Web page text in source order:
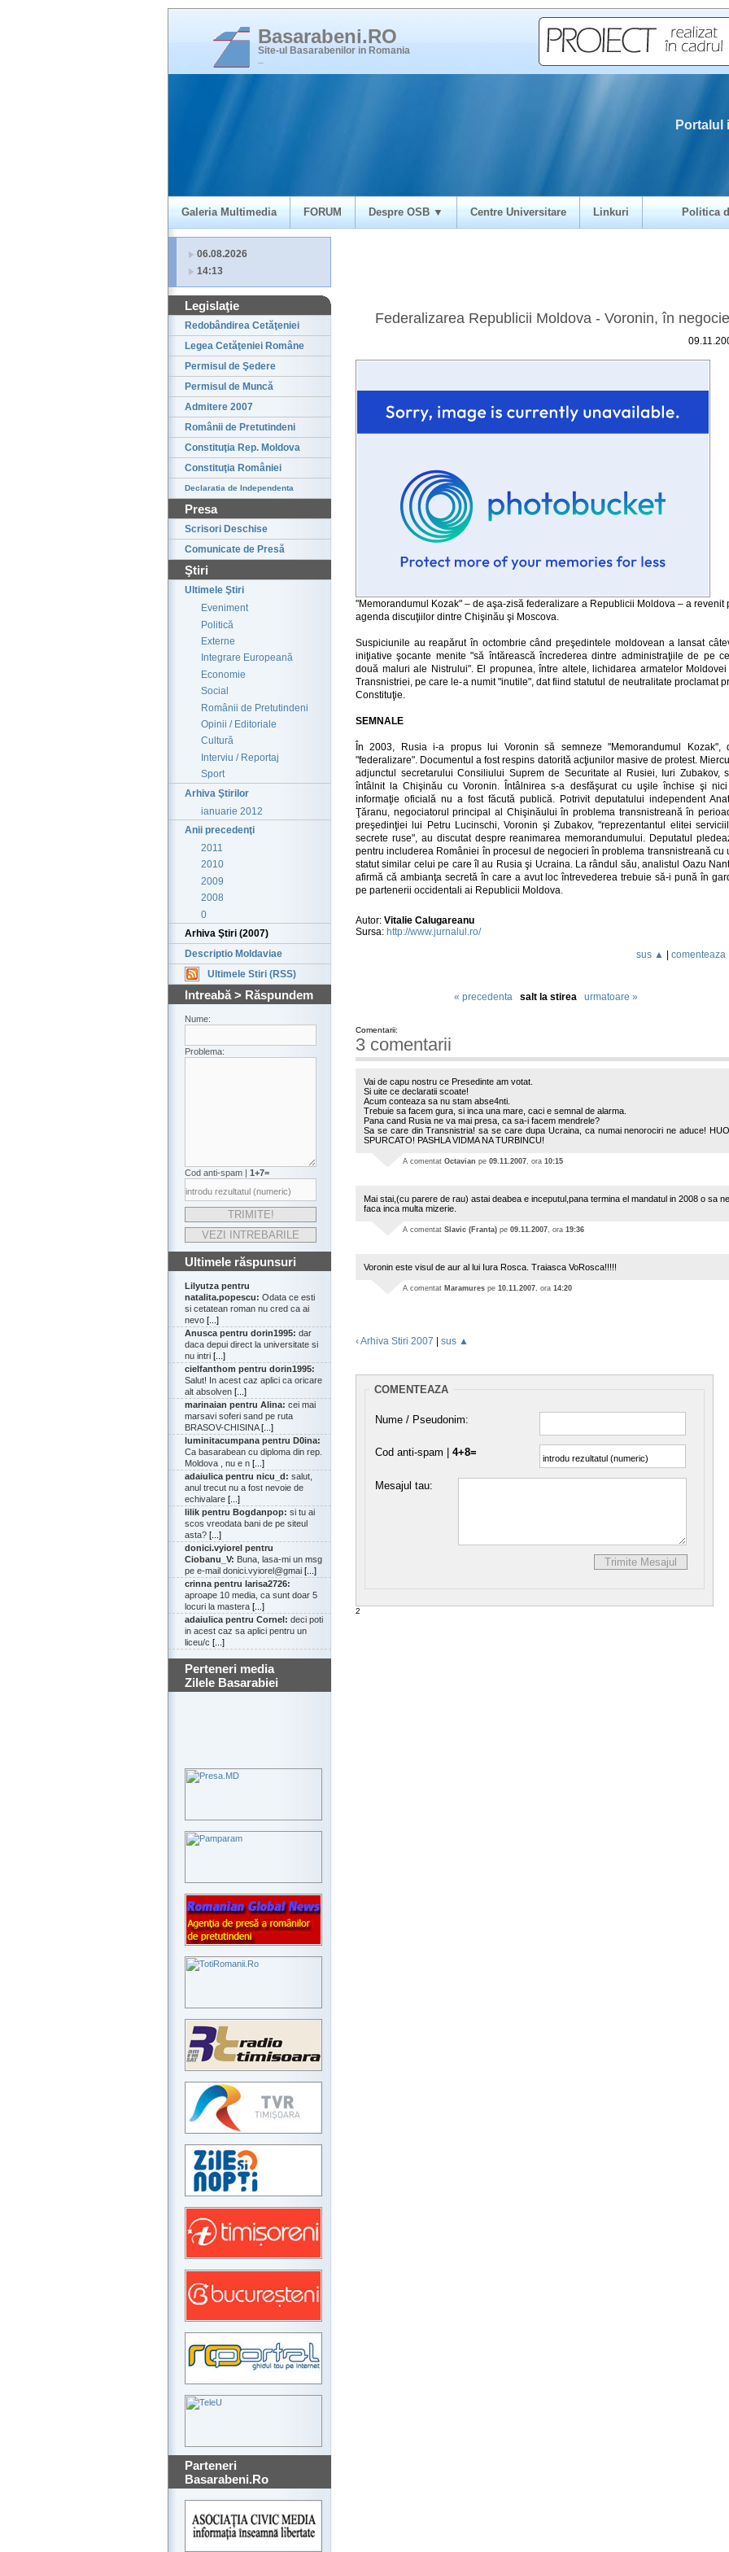
Basarabeni.RO
Site-ul Basarabenilor in Romania
Portalul
Galeria Multimedia FORUM Despre OSB ▼ Centre Universitare Linkuri Politica
06.08.2026
14:13
Legislaţie
Redobândirea Cetăţeniei
Legea Cetăţeniei Române
Permisul de Şedere
Permisul de Muncă
Admitere 2007
Românii de Pretutindeni
Constituţia Rep. Moldova
Constituţia României
Declaratia de Independenta
Presa
Scrisori Deschise
Comunicate de Presă
Ştiri
Ultimele Ştiri
Eveniment
Politică
Externe
Integrare Europeană
Economie
Social
Românii de Pretutindeni
Opinii / Editoriale
Cultură
Interviu / Reportaj
Sport
Arhiva Ştirilor
ianuarie 2012
Anii precedenţi
2011
2010
2009
2008
0
Arhiva Ştiri (2007)
Descriptio Moldaviae
Ultimele Stiri (RSS)
Intreabă > Răspundem
Nume:
Problema:
Cod anti-spam | 1+7=
Ultimele răspunsuri
Lilyutza pentru
natalita.popescu: Odata ce esti
si cetatean roman nu cred ca ai
nevo [...]
Anusca pentru dorin1995: dar
daca depui direct la universitate si
nu intri [...]
cielfanthom pentru dorin1995:
Salut! In acest caz aplici ca oricare
alt absolven [...]
marinaian pentru Alina: cei mai
marsavi soferi sand pe ruta
BRASOV-CHISINA[...]
luminitacumpana pentru D0ina:
Ca basarabean cu diploma din rep.
Moldova , nu e n [...]
adaiulica pentru nicu_d: salut,
anul trecut nu a fost nevoie de
echivalare [...]
lilik pentru Bogdanpop: si tu ai
scos vreodata bani de pe siteul
asta? [...]
donici.vyiorel pentru
Ciobanu_V: Buna, lasa-mi un msg
pe e-mail donici.vyiorel@gmai [...]
crinna pentru larisa2726:
aproape 10 media, ca sunt doar 5
locuri la mastera [...]
adaiulica pentru Cornel: deci poti
in acest caz sa aplici pentru un
liceu/c [...]
Perteneri media
Zilele Basarabiei
Parteneri
Basarabeni.Ro
Federalizarea Republicii Moldova - Voronin, în
"Memorandumul Kozak" – de aşa-zisă federalizare a Republicii Moldova – a revenit
agenda discuţiilor dintre Chişinău şi Moscova.
Suspiciunile au reapărut în octombrie când preşedintele moldovean a lansat
iniţiative şocante menite "să întărească încrederea dintre administraţiile de pe
două maluri ale Nistrului". El propunea, între altele, lichidarea armatelor
Transnistriei, pe care le-a numit "inutile", dat fiind statutul de neutralitate proclamat
Constituţie.
SEMNALE
În 2003, Rusia i-a propus lui Voronin să semneze "Memorandumul Kozak",
"federalizare". Documentul a fost respins datorită acţiunilor masive de protest.
adjunctul secretarului Consiliului Suprem de Securitate al Rusiei, Iuri Zubakov,
întâlnit la Chişinău cu Voronin. Întâlnirea s-a desfăşurat cu uşile închise şi
informaţie oficială nu a fost făcută publică. Potrivit deputatului independent
Ţăranu, negociatorul principal al Chişinăului în problema transnistreană în
preşedinţiei lui Petru Lucinschi, Voronin şi Zubakov, "reprezentantul elitei
secrete ruse", au discutat despre reanimarea memorandumului. Deputatul
pentru includerea României în procesul de negocieri în problema transnistreană cu
statut similar celui pe care îl au Rusia şi Ucraina. La rândul său, analistul Oazu
afirmă că ambianţa secretă în care a avut loc întrevederea trebuie să-i pună în
pe partenerii occidentali ai Republicii Moldova.
Autor: Vitalie Calugareanu
Sursa: http://www.jurnalul.ro/
sus ▲
« precedenta salt la stirea urmatoare »
Comentarii:
3 comentarii
Vai de capu nostru ce Presedinte am votat.
Si uite ce declaratii scoate!
Acum conteaza sa nu stam abse4nti.
Trebuie sa facem gura, si inca una mare, caci e semnal de alarma.
Pana cand Rusia ne va mai presa, ca sa-i facem mendrele?
Sa se care din Transnistria! sa se care dupa Ucraina, ca numai nenorociri ne aduce! HUO
SPURCATO! PASHLA VIDMA NA TURBINCU!
A comentat Octavian pe 09.11.2007, ora 10:15
Mai stai,(cu parere de rau) astai deabea e inceputul,pana termina el mandatul in 2008 o sa ne
faca inca multa mizerie.
A comentat Slavic (Franta) pe 09.11.2007, ora 19:36
Voronin este visul de aur al lui Iura Rosca. Traiasca VoRosca!!!!!
A comentat Maramures pe 10.11.2007, ora 14:20
‹ Arhiva Stiri 2007 sus ▲
COMENTEAZA
Nume / Pseudonim:
Cod anti-spam | 4+8=
Mesajul tau:
2